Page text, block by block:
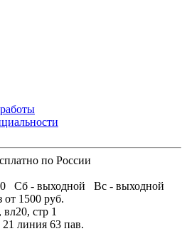
по России
Сб - выходной Вс - выходной
от 1500 руб.
стр 1
линия 63 пав.